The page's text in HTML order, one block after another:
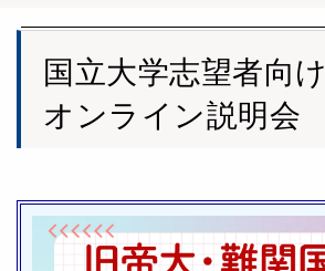
国立大学志望者向け
オンライン説明会